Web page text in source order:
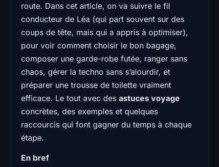
route. Dans cet article, on va suivre le fil
conducteur de Léa (qui part souvent sur des
coups de tête, mais qui a appris à optimiser),
pour voir comment choisir le bon bagage,
composer une garde-robe futée, ranger sans
chaos, gérer la techno sans s’alourdir, et
préparer une trousse de toilette vraiment
efficace. Le tout avec des astuces voyage
concrètes, des exemples et quelques
raccourcis qui font gagner du temps à chaque
étape.
En bref